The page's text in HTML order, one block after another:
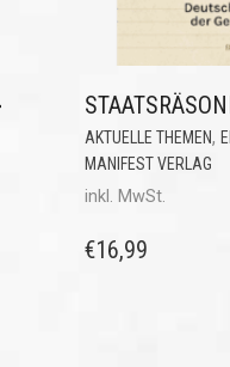
AKTUELLE THEMEN,
MANIFEST VERLAG
inkl. MwSt.
€16,99